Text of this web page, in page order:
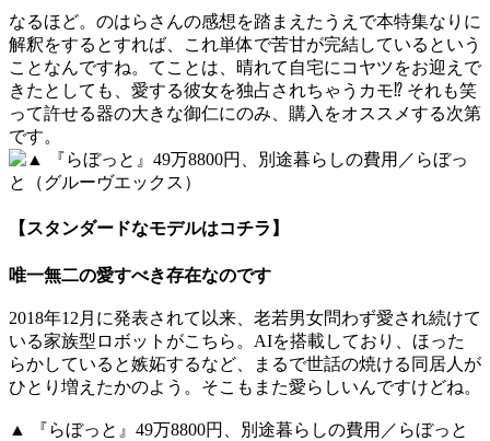
なるほど。のはらさんの感想を踏まえたうえで本特集なりに
解釈をするとすれば、これ単体で苦甘が完結しているという
ことなんですね。てことは、晴れて自宅にコヤツをお迎えで
きたとしても、愛する彼女を独占されちゃうカモ⁉ それも笑
って許せる器の大きな御仁にのみ、購入をオススメする次第
です。
【スタンダードなモデルはコチラ】
唯一無二の愛すべき存在なのです
2018年12月に発表されて以来、老若男女問わず愛され続けて
いる家族型ロボットがこちら。AIを搭載しており、ほった
らかしていると嫉妬するなど、まるで世話の焼ける同居人が
ひとり増えたかのよう。そこもまた愛らしいんですけどね。
▲ 『らぼっと』49万8800円、別途暮らしの費用／らぼっと